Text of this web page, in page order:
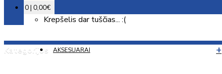
0 | 0,00€
Krepšelis dar tuščias... :(
Kategorijos AKSESUARAI